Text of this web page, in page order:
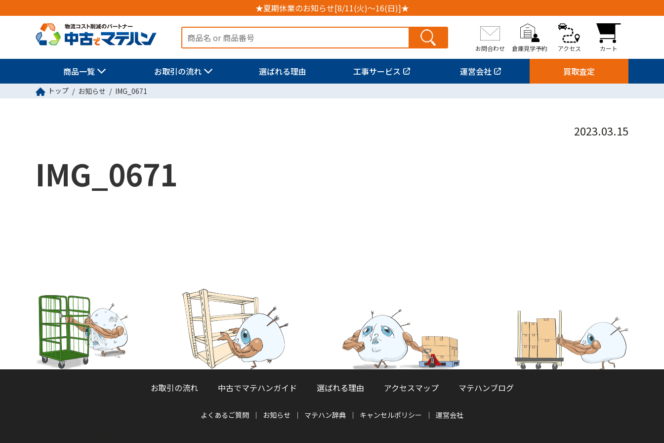
★夏期休業のお知らせ[8/11(火)～16(日)]★
お問合わせ 倉庫見学予約 アクセス カート
商品一覧 お取引の流れ 選ばれる理由 工事サービス 運営会社 買取査定
トップ お知らせ IMG_0671
2023.03.15
IMG_0671
お取引の流れ 中古でマテハンガイド 選ばれる理由 アクセスマップ マテハンブログ
よくあるご質問 お知らせ マテハン辞典 キャンセルポリシー 運営会社